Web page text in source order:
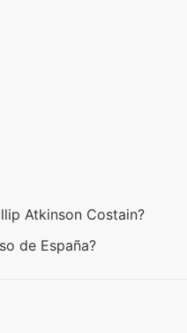
Atkinson Costain?
de España?